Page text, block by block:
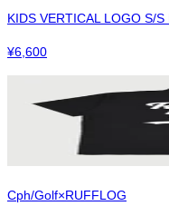
KIDS VERTICAL LOGO S/
¥6,600
Cph/Golf×RUFFLOG